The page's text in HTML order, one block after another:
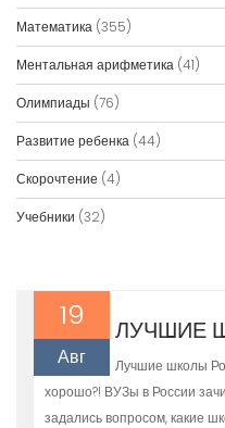
Математика (355)
Ментальная арифметика (41)
Олимпиады (76)
Развитие ребенка (44)
Скорочтение (4)
Учебники (32)
19
Авг
ЛУЧШИЕ
Лучшие школы
хорошо?! ВУЗы в России
задались вопросом, какие